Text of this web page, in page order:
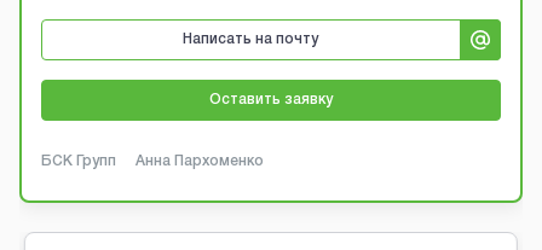
Написать на почту
Оставить заявку
БСК Групп Анна Пархоменко